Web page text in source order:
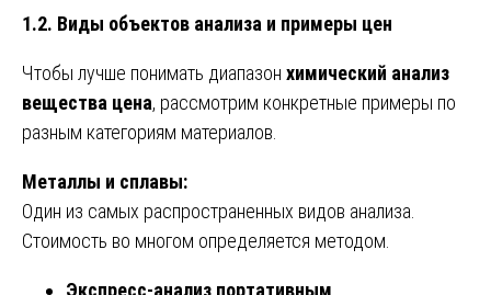
1.2. Виды объектов анализа и примеры цен
Чтобы лучше понимать диапазон химический анализ
вещества цена, рассмотрим конкретные примеры по
разным категориям материалов.
Металлы и сплавы:
Один из самых распространенных видов анализа.
Стоимость во многом определяется методом.
Экспресс-анализ портативным